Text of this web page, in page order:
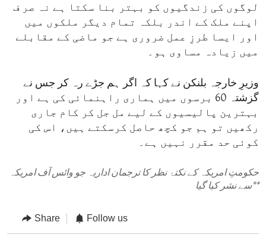
لوگوں کی زندگیوں کو بہتر بنا سکتا ہے نہ صر ف
اپنے ملک کے اندر بلکہ تمام دیگر ملکوں میں
اور ایسا طرزِ عمل ضروری ہے جو ماضی کے مقابلے
میں زیادہ مساوی ہو۔
وزیرِ خارجہ بلنکن نے کہا کہ اگر ہم جڑے رہ کر جس نے
گزشتہ 60 برسوں میں ہماری راہنمائی کی ہے اور
بہترین پالیسیوں کے لیے مل جل کر کام جاری
رکھیں تو ہم جو کچھ حاصل کرسکتے ہیں، اس کی
کوئی حد مقرر نہیں ہے۔
حکومتِ امریکہ کے نکتۂ نظر کا ترجمان اداریہ جو وائس آف امریکہ
سے نشر کیا گیا**
Share Follow us